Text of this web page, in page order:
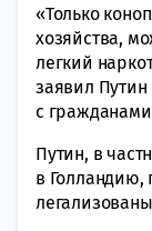
«Только
хозяйства,
легкий
заявил
с
Путин, в
в Голландию,